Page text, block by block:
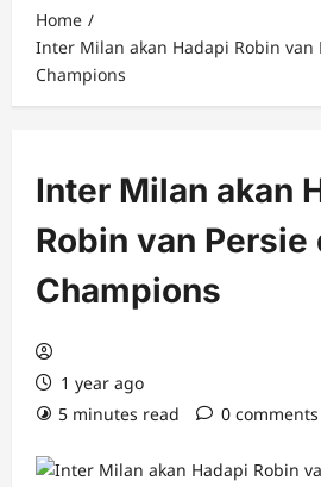
Home
Inter Milan akan Hadapi Robin van
Champions
Inter Milan akan
Robin van Persie
Champions
1 year ago
5 minutes read
0 comments